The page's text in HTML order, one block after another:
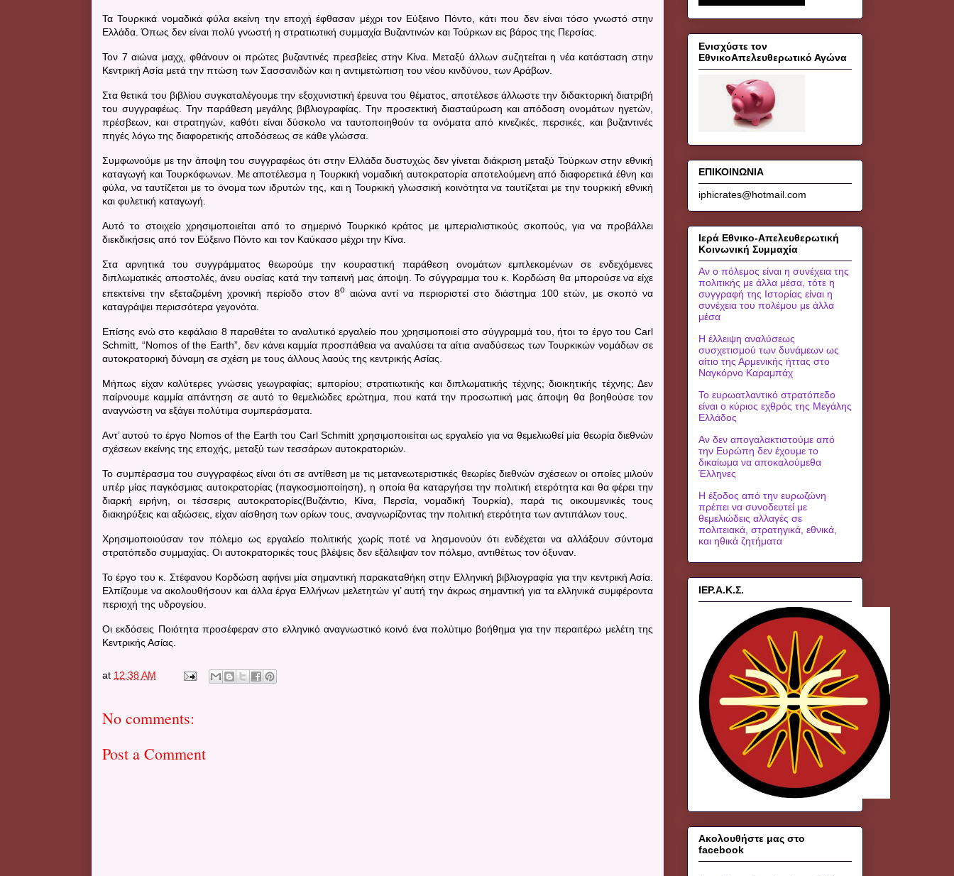
Τα Τουρκικά νομαδικά φύλα εκείνη την εποχή έφθασαν μέχρι τον Εύξεινο Πόντο, κάτι που δεν είναι τόσο γνωστό στην
Ελλάδα. Όπως δεν είναι πολύ γνωστή η στρατιωτική συμμαχία Βυζαντινών και Τούρκων εις βάρος της Περσίας.
Τον 7 αιώνα μαχχ, φθάνουν οι πρώτες βυζαντινές πρεσβείες στην Κίνα. Μεταξύ άλλων συζητείται η νέα κατάσταση στην
Κεντρική Ασία μετά την πτώση των Σασσανιδών και η αντιμετώπιση του νέου κινδύνου, των Αράβων.
Στα θετικά του βιβλίου συγκαταλέγουμε την εξοχυνιστική έρευνα του θέματος, αποτέλεσε άλλωστε την διδακτορική διατριβή
του συγγραφέως. Την παράθεση μεγάλης βιβλιογραφίας. Την προσεκτική διασταύρωση και απόδοση ονομάτων ηγετών,
πρέσβεων, και στρατηγών, καθότι είναι δύσκολο να ταυτοποιηθούν τα ονόματα από κινεζικές, περσικές, και βυζαντινές
πηγές λόγω της διαφορετικής αποδόσεως σε κάθε γλώσσα.
Συμφωνούμε με την άποψη του συγγραφέως ότι στην Ελλάδα δυστυχώς δεν γίνεται διάκριση μεταξύ Τούρκων στην εθνική
καταγωγή και Τουρκόφωνων. Με αποτέλεσμα η Τουρκική νομαδική αυτοκρατορία αποτελούμενη από διαφορετικά έθνη και
φύλα, να ταυτίζεται με το όνομα των ιδρυτών της, και η Τουρκική γλωσσική κοινότητα να ταυτίζεται με την τουρκική εθνική
και φυλετική καταγωγή.
Αυτό το στοιχείο χρησιμοποιείται από το σημερινό Τουρκικό κράτος με ιμπεριαλιστικούς σκοπούς, για να προβάλλει
διεκδικήσεις από τον Εύξεινο Πόντο και τον Καύκασο μέχρι την Κίνα.
Στα αρνητικά του συγγράμματος θεωρούμε την κουραστική παράθεση ονομάτων εμπλεκομένων σε ενδεχόμενες
διπλωματικές αποστολές, άνευ ουσίας κατά την ταπεινή μας άποψη. Το σύγγραμμα του κ. Κορδώση θα μπορούσε να είχε
επεκτείνει την εξεταζομένη χρονική περίοδο στον 8οαιώνα αντί να περιοριστεί στο διάστημα 100 ετών, με σκοπό να
καταγράψει περισσότερα γεγονότα.
Επίσης ενώ στο κεφάλαιο 8 παραθέτει το αναλυτικό εργαλείο που χρησιμοποιεί στο σύγγραμμά του, ήτοι το έργο του Carl
Schmitt, “Nomos of the Earth”, δεν κάνει καμμία προσπάθεια να αναλύσει τα αίτια αναδύσεως των Τουρκικών νομάδων σε
αυτοκρατορική δύναμη σε σχέση με τους άλλους λαούς της κεντρικής Ασίας.
Μήπως είχαν καλύτερες γνώσεις γεωγραφίας; εμπορίου; στρατιωτικής και διπλωματικής τέχνης; διοικητικής τέχνης; Δεν
παίρνουμε καμμία απάντηση σε αυτό το θεμελιώδες ερώτημα, που κατά την προσωπική μας άποψη θα βοηθούσε τον
αναγνώστη να εξάγει πολύτιμα συμπεράσματα.
Αντ’ αυτού το έργο Nomos of the Earthτου Carl Schmitt χρησιμοποιείται ως εργαλείο για να θεμελιωθεί μία θεωρία διεθνών
σχέσεων εκείνης της εποχής, μεταξύ των τεσσάρων αυτοκρατοριών.
Το συμπέρασμα του συγγραφέως είναι ότι σε αντίθεση με τις μετανεωτεριστικές θεωρίες διεθνών σχέσεων οι οποίες μιλούν
υπέρ μίας παγκόσμιας αυτοκρατορίας (παγκοσμιοποίηση), η οποία θα καταργήσει την πολιτική ετερότητα και θα φέρει την
διαρκή ειρήνη, οι τέσσερις αυτοκρατορίες(Βυζάντιο, Κίνα, Περσία, νομαδική Τουρκία), παρά τις οικουμενικές τους
διακηρύξεις και αξιώσεις, είχαν αίσθηση των ορίων τους, αναγνωρίζοντας την πολιτική ετερότητα των αντιπάλων τους.
Χρησιμοποιούσαν τον πόλεμο ως εργαλείο πολιτικής χωρίς ποτέ να λησμονούν ότι ενδέχεται να αλλάξουν σύντομα
στρατόπεδο συμμαχίας. Οι αυτοκρατορικές τους βλέψεις δεν εξάλειψαν τον πόλεμο, αντιθέτως τον όξυναν.
Το έργο του κ. Στέφανου Κορδώση αφήνει μία σημαντική παρακαταθήκη στην Ελληνική βιβλιογραφία για την κεντρική Ασία.
Ελπίζουμε να ακολουθήσουν και άλλα έργα Ελλήνων μελετητών γι’ αυτή την άκρως σημαντική για τα ελληνικά συμφέροντα
περιοχή της υδρογείου.
Οι εκδόσεις Ποιότητα προσέφεραν στο ελληνικό αναγνωστικό κοινό ένα πολύτιμο βοήθημα για την περαιτέρω μελέτη της
Κεντρικής Ασίας.
at 12:38 AM
No comments:
Post a Comment
Ενισχύστε τον
ΕθνικοΑπελευθερωτικό Αγώνα
ΕΠΙΚΟΙΝΩΝΙΑ
iphicrates@hotmail.com
Ιερά Εθνικο-Απελευθερωτική
Κοινωνική Συμμαχία
Αν ο πόλεμος είναι η συνέχεια της
πολιτικής με άλλα μέσα, τότε η
συγγραφή της Ιστορίας είναι η
συνέχεια του πολέμου με άλλα
μέσα
Η έλλειψη αναλύσεως
συσχετισμού των δυνάμεων ως
αίτιο της Αρμενικής ήττας στο
Ναγκόρνο Καραμπάχ
Το ευρωατλαντικό στρατόπεδο
είναι ο κύριος εχθρός της Μεγάλης
Ελλάδος
Αν δεν απογαλακτιστούμε από
την Ευρώπη δεν έχουμε το
δικαίωμα να αποκαλούμεθα
Έλληνες
Η έξοδος από την ευρωζώνη
πρέπει να συνοδευτεί με
θεμελιώδεις αλλαγές σε
πολιτειακά, στρατηγικά, εθνικά,
και ηθικά ζητήματα
ΙΕΡ.Α.Κ.Σ.
Ακολουθήστε μας στο
facebook